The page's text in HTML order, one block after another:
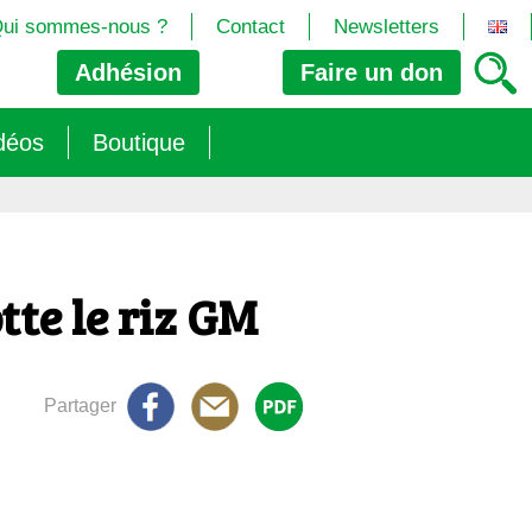
Adhésion Faire un don
sommes-nous ? Contact Newsletters
(2023/26)
» s’imposent aux législateurs européens ?
Boutique
le riz GM
Partager